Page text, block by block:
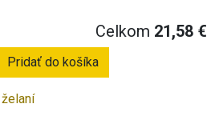
Celkom 21,58 €
Pridať do košíka